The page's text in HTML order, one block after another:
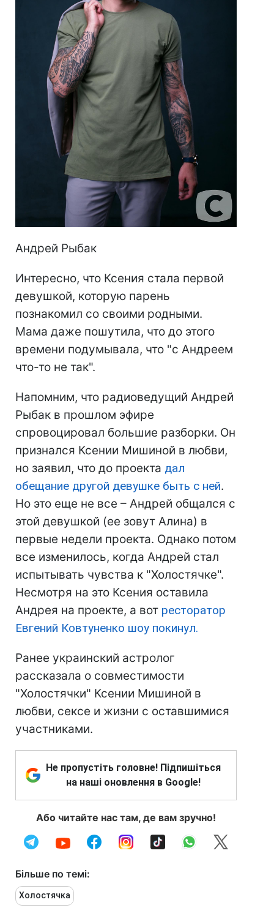
Андрей Рыбак
Интересно, что Ксения стала первой
девушкой, которую парень
познакомил со своими родными.
Мама даже пошутила, что до этого
времени подумывала, что "с Андреем
что-то не так".
Напомним, что радиоведущий Андрей
Рыбак в прошлом эфире
спровоцировал большие разборки. Он
признался Ксении Мишиной в любви,
но заявил, что до проекта дал
обещание другой девушке быть с ней.
Но это еще не все – Андрей общался с
этой девушкой (ее зовут Алина) в
первые недели проекта. Однако потом
все изменилось, когда Андрей стал
испытывать чувства к "Холостячке".
Несмотря на это Ксения оставила
Андрея на проекте, а вот ресторатор
Евгений Ковтуненко шоу покинул.
Ранее украинский астролог
рассказала о совместимости
"Холостячки" Ксении Мишиной в
любви, сексе и жизни с оставшимися
участниками.
Не пропустіть головне! Підпишіться
на наші оновлення в Google!
Або читайте нас там, де вам зручно!
Більше по темі:
Холостячка